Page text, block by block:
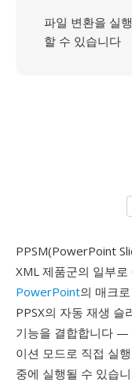
파일 변환을 실
할 수 있습니다
PPSM(PowerPoint
XML 제품군의 일부
PowerPoint의 매크
PPSX의 자동 재생 슬
기능을 결합합니다 —
이션 모드로 직접 실
중에 실행될 수 있습